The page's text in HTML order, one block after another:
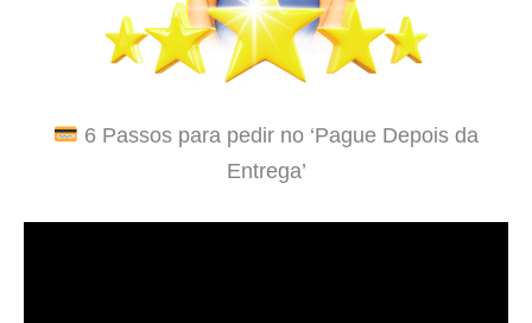
6 Passos para pedir no ‘Pague Depois da
Entrega’